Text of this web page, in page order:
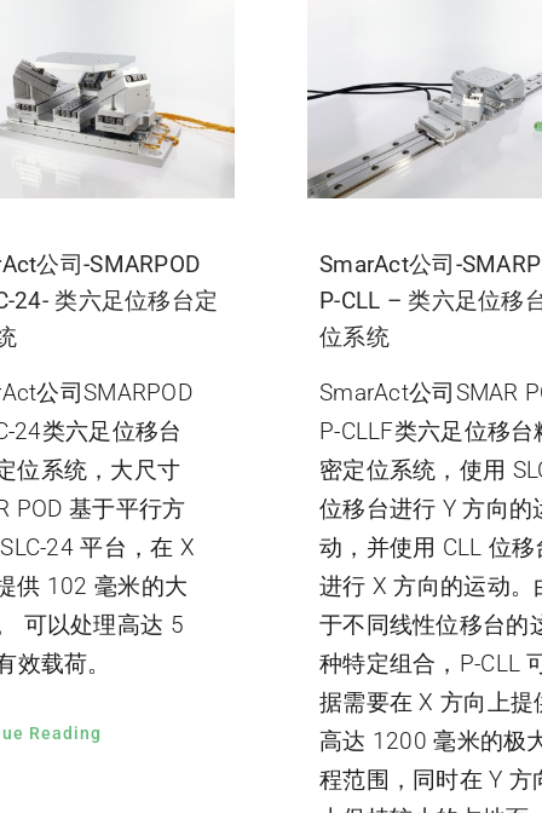
公司-SMARPOD
24- 类六足位移台定
公司SMARPOD
24类六足位移台
位系统，大尺寸
POD 基于平行方
24 平台，在 X
供 102 毫米的大
可以处理高达 5
效载荷。
Reading
SmarAct公司-
P-CLL – 类六足位移
位系统
SmarAct公司SMAR
P-CLLF类六足位移台
密定位系统，使用
位移台进行 Y 方向的
动，并使用 CLL 位移
进行 X 方向的运动。
于不同线性位移台的
种特定组合，P-CLL
据需要在 X 方向上提
高达 1200 毫米的极
程范围，同时在 Y 方